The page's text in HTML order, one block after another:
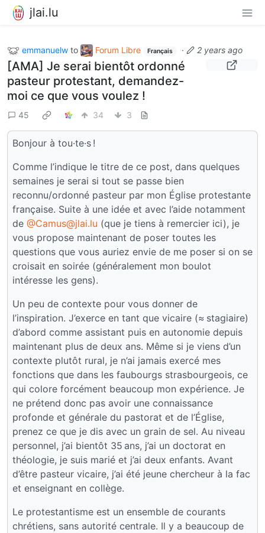
jlai.lu
emmanuelw to Forum Libre Français · 2 years ago
[AMA] Je serai bientôt ordonné
pasteur protestant, demandez-
moi ce que vous voulez !
45 34 3
Bonjour à tou·te·s !
Comme l’indique le titre de ce post, dans quelques
semaines je serai si tout se passe bien
reconnu/ordonné pasteur par mon Église protestante
française. Suite à une idée et avec l’aide notamment
de @Camus@jlai.lu (que je tiens à remercier ici), je
vous propose maintenant de poser toutes les
questions que vous auriez envie de me poser si on se
croisait en soirée (généralement mon boulot
intéresse les gens).
Un peu de contexte pour vous donner de
l’inspiration. J’exerce en tant que vicaire (≈ stagiaire)
d’abord comme assistant puis en autonomie depuis
maintenant plus de deux ans. Même si je viens d’un
contexte plutôt rural, je n’ai jamais exercé mes
fonctions que dans les faubourgs strasbourgeois, ce
qui colore forcément beaucoup mon expérience. Je
ne prétend donc pas avoir une connaissance
profonde et générale du pastorat et de l’Église,
prenez ce que je dis avec un grain de sel. Au niveau
personnel, j’ai bientôt 35 ans, j’ai un doctorat en
théologie, je suis marié et j’ai deux enfants. Avant
d’être pasteur vicaire, j’ai été jeune chercheur à la fac
et enseignant en collège.
Le protestantisme est un ensemble de courants
chrétiens, sans autorité centrale. Il y a beaucoup de